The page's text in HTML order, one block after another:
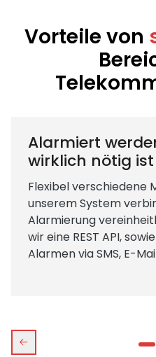
Vorteile von
Alarmiert
wirklich nötig ist
Flexibel verschiedene
unserem System
Alarmierung
wir eine REST API,
Alarmen via SMS, E-